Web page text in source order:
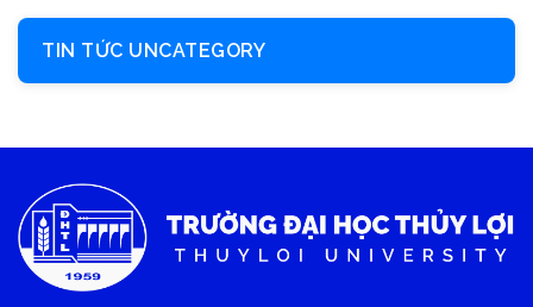
TIN TỨC UNCATEGORY